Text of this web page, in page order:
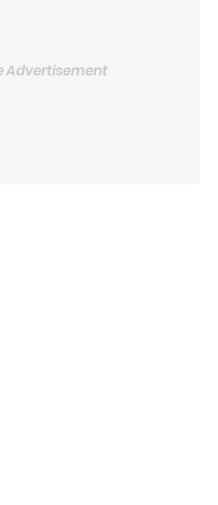
Advertisement